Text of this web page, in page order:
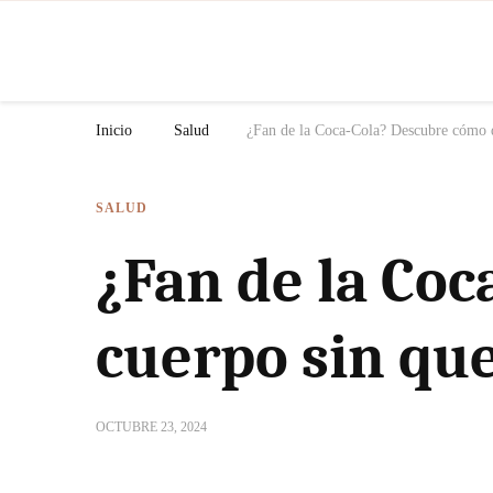
Inicio Salud ¿Fan de la Coca-Cola? Descubre
SALUD
¿Fan de la
cuerpo sin
OCTUBRE 23, 2024